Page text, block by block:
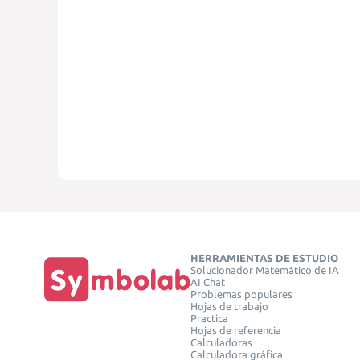
HERRAMIENTAS DE ESTUDIO
Solucionador Matemático de IA
AI Chat
Problemas populares
Hojas de trabajo
Practica
Hojas de referencia
Calculadoras
Calculadora gráfica